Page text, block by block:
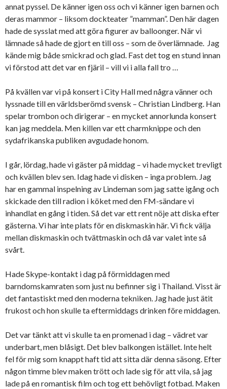
annat pyssel. De känner igen oss och vi känner igen barnen och
deras mammor – liksom dockteater ”mamman”. Den här dagen
hade de sysslat med att göra figurer av balloonger. När vi
lämnade så hade de gjort en till oss – som de överlämnade. Jag
kände mig både smickrad och glad. Fast det tog en stund innan
vi förstod att det var en fjäril – vill vi i alla fall tro …
På kvällen var vi på konsert i City Hall med några vänner och
lyssnade till en världsberömd svensk – Christian Lindberg. Han
spelar trombon och dirigerar – en mycket annorlunda konsert
kan jag meddela. Men killen var ett charmknippe och den
sydafrikanska publiken avgudade honom.
I går, lördag, hade vi gäster på middag – vi hade mycket trevligt
och kvällen blev sen. Idag hade vi disken – inga problem. Jag
har en gammal inspelning av Lindeman som jag satte igång och
skickade den till radion i köket med den FM-sändare vi
inhandlat en gång i tiden. Så det var ett rent nöje att diska efter
gästerna. Vi har inte plats för en diskmaskin här. Vi fick välja
mellan diskmaskin och tvättmaskin och då var valet inte så
svårt.
Hade Skype-kontakt i dag på förmiddagen med
barndomskamraten som just nu befinner sig i Thailand. Visst är
det fantastiskt med den moderna tekniken. Jag hade just ätit
frukost och hon skulle ta eftermiddags drinken före middagen.
Det var tänkt att vi skulle ta en promenad i dag – vädret var
underbart, men blåsigt. Det blev balkongen istället. Inte helt
fel för mig som knappt haft tid att sitta där denna säsong. Efter
någon timme blev maken trött och lade sig för att vila, så jag
lade på en romantisk film och tog ett behövligt fotbad. Maken